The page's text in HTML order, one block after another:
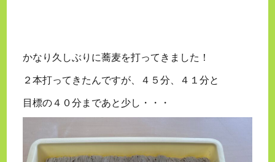
かなり久しぶりに蕎麦を打ってきました！
２本打ってきたんですが、４５分、４１分と
目標の４０分まであと少し・・・